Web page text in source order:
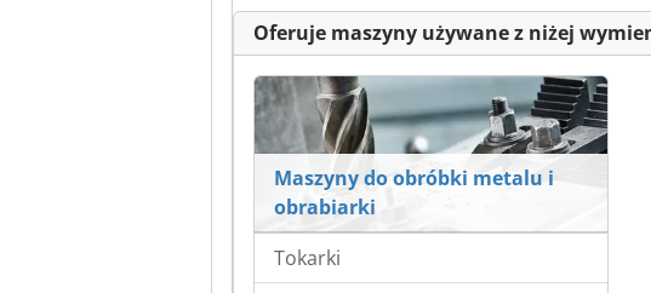
Oferuje maszyny używane z niżej
Maszyny do obróbki metalu i
obrabiarki
Tokarki